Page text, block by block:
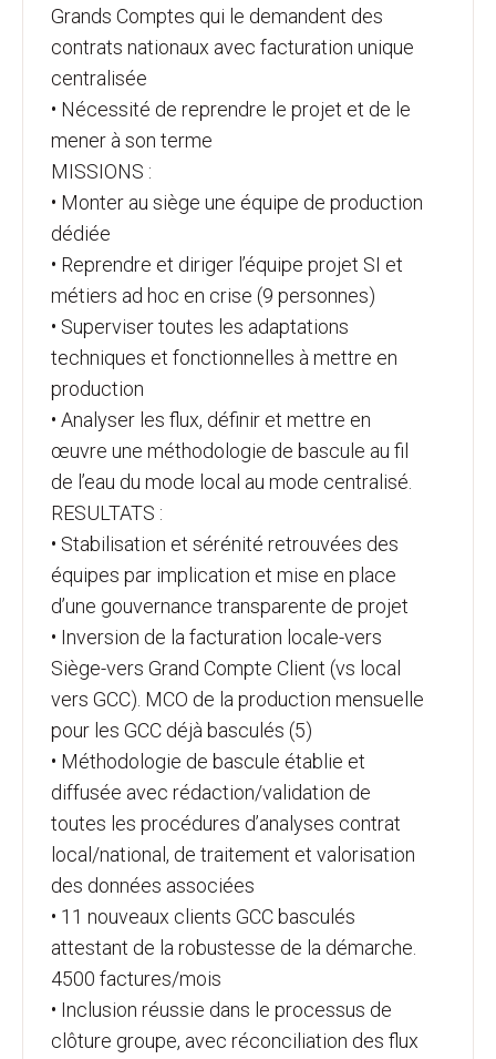
Grands Comptes qui le demandent des
contrats nationaux avec facturation unique
centralisée
• Nécessité de reprendre le projet et de le
mener à son terme
MISSIONS :
• Monter au siège une équipe de production
dédiée
• Reprendre et diriger l’équipe projet SI et
métiers ad hoc en crise (9 personnes)
• Superviser toutes les adaptations
techniques et fonctionnelles à mettre en
production
• Analyser les flux, définir et mettre en
œuvre une méthodologie de bascule au fil
de l’eau du mode local au mode centralisé.
RESULTATS :
• Stabilisation et sérénité retrouvées des
équipes par implication et mise en place
d’une gouvernance transparente de projet
• Inversion de la facturation locale-vers
Siège-vers Grand Compte Client (vs local
vers GCC). MCO de la production mensuelle
pour les GCC déjà basculés (5)
• Méthodologie de bascule établie et
diffusée avec rédaction/validation de
toutes les procédures d’analyses contrat
local/national, de traitement et valorisation
des données associées
• 11 nouveaux clients GCC basculés
attestant de la robustesse de la démarche.
4500 factures/mois
• Inclusion réussie dans le processus de
clôture groupe, avec réconciliation des flux